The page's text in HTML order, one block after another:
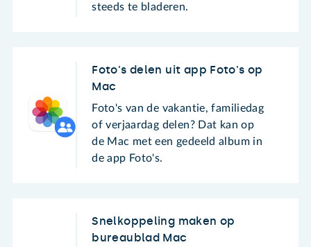
steeds te bladeren.
Foto's delen uit app Foto's op
Mac
Foto's van de vakantie, familiedag
of verjaardag delen? Dat kan op
de Mac met een gedeeld album in
de app Foto's.
Snelkoppeling maken op
bureaublad Mac